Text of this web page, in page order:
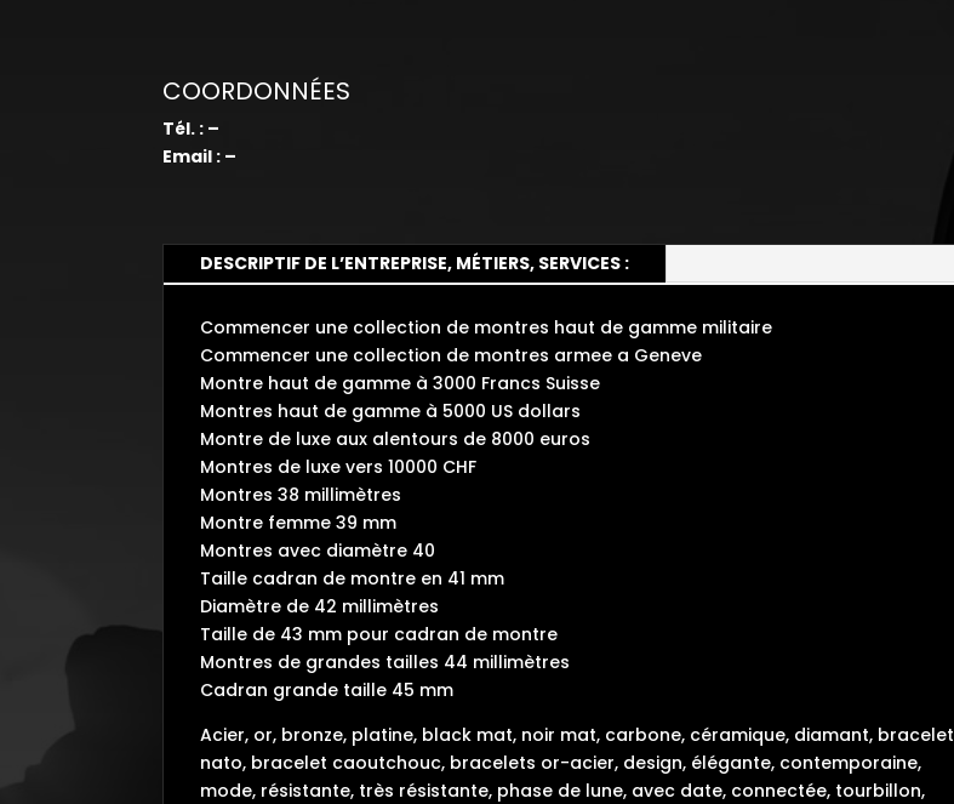
COORDONNÉES
Tél. : –
Email : –
DESCRIPTIF DE L’ENTREPRISE, MÉTIERS, SERVICES :
Commencer une collection de montres haut de gamme militaire
Commencer une collection de montres armee a Geneve
Montre haut de gamme à 3000 Francs Suisse
Montres haut de gamme à 5000 US dollars
Montre de luxe aux alentours de 8000 euros
Montres de luxe vers 10000 CHF
Montres 38 millimètres
Montre femme 39 mm
Montres avec diamètre 40
Taille cadran de montre en 41 mm
Diamètre de 42 millimètres
Taille de 43 mm pour cadran de montre
Montres de grandes tailles 44 millimètres
Cadran grande taille 45 mm
Acier, or, bronze, platine, black mat, noir mat, carbone, céramique, diamant, bracelet
nato, bracelet caoutchouc, bracelets or-acier, design, élégante, contemporaine,
mode, résistante, très résistante, phase de lune, avec date, connectée, tourbillon,